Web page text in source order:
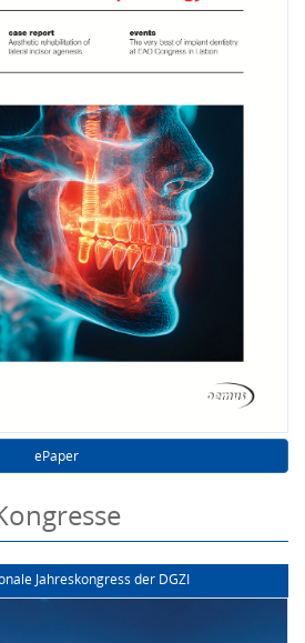
ePaper
Jahreskongress der DGZI